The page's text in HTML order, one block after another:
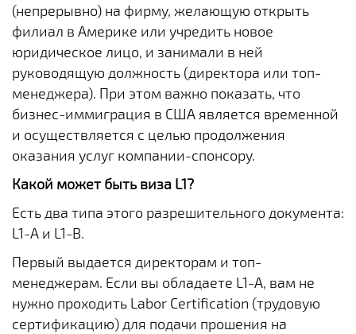
(непрерывно) на фирму, желающую открыть
филиал в Америке или учредить новое
юридическое лицо, и занимали в ней
руководящую должность (директора или топ-
менеджера). При этом важно показать, что
бизнес-иммиграция в США является временной
и осуществляется с целью продолжения
оказания услуг компании-спонсору.
Какой может быть виза L1?
Есть два типа этого разрешительного документа:
L1-A и L1-B.
Первый выдается директорам и топ-
менеджерам. Если вы обладаете L1-A, вам не
нужно проходить Labor Certification (трудовую
сертификацию) для подачи прошения на